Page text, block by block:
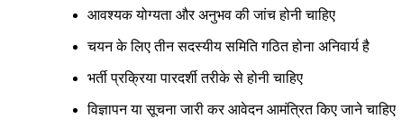
आवश्यक योग्यता और अनुभव की जांच होनी चाहिए
चयन के लिए तीन सदस्यीय समिति गठित होना अनिवार्य है
भर्ती प्रक्रिया पारदर्शी तरीके से होनी चाहिए
विज्ञापन या सूचना जारी कर आवेदन आमंत्रित किए जाने चाहिए